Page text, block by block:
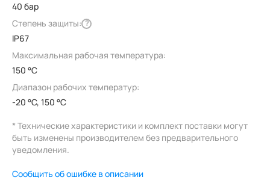
40 бар
Степень защиты: ?
IP67
Максимальная рабочая температура:
150 °C
Диапазон рабочих температур:
-20 °C, 150 °C
* Технические характеристики и комплект поставки могут
быть изменены производителем без предварительного
уведомления.
Сообщить об ошибке в описании